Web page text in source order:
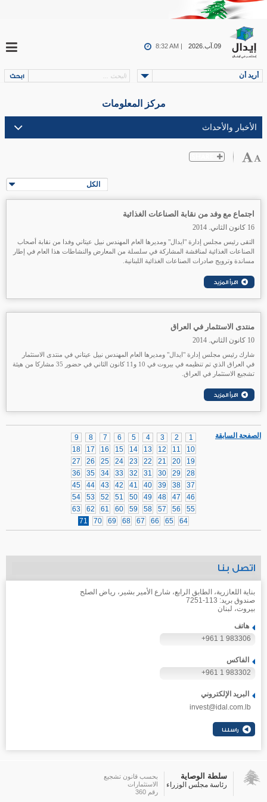
09.آب.2026 8:32 AM |
أريد أن
مركز المعلومات
الكل
اجتماع مع وفد من نقابة الصناعات الغذائية
16 كانون الثاني. 2014
التقى رئيس مجلس إدارة "ايدال" ومديرها العام المهندس نبيل عيتاني وفدا من نقابة أصحاب
الصناعات الغذائية لمناقشة المشاركة في سلسلة من المعارض والنشاطات هذا العام في إطار
مساندة وترويج صادرات الصناعات الغذائية اللبنانية.
منتدى الاستثمار في العراق
10 كانون الثاني. 2014
شارك رئيس مجلس إدارة "ايدال" ومديرها العام المهندس نبيل عيتاني في منتدى الاستثمار
في العراق الذي تم تنظيمه في بيروت في 10 و11 كانون الثاني في حضور 35 مشاركا من هيئة
تشجيع الاستثمار في العراق.
1
2
3
4
5
6
7
8
9
10
11
12
13
14
15
16
17
18
19
20
21
22
23
24
25
26
27
28
29
30
31
32
33
34
35
36
37
38
39
40
41
42
43
44
45
46
47
48
49
50
51
52
53
54
55
56
57
58
59
60
61
62
63
64
65
66
67
68
69
70
71
الصفحة السابقة
اتصل بنا
بناية اللعازرية، الطابق الرابع، شارع الأمير بشير، رياض الصلح
صندوق بريد: 113-7251
بيروت، لبنان
هاتف
+961 1 983306
الفاكس
+961 1 983302
البريد الإلكتروني
invest@idal.com.lb
سلطة الوصاية
رئاسة مجلس الوزراء
بحسب قانون تشجيع
الاستثمارات
رقم 360